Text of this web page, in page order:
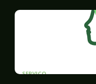
SERVICO